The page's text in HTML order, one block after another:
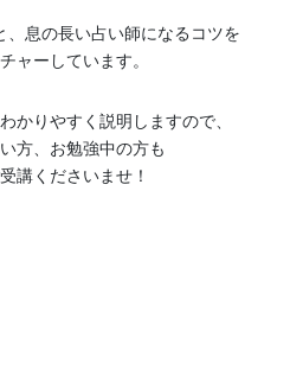
、息の長い占い師になるコツを
ャーしています。
かりやすく説明しますので、
方、お勉強中の方も
講くださいませ！